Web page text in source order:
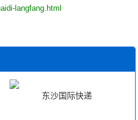
langfang.html
东沙国际快递